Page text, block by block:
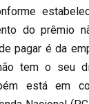
do prêmio
pagar é da
tem o seu
está em